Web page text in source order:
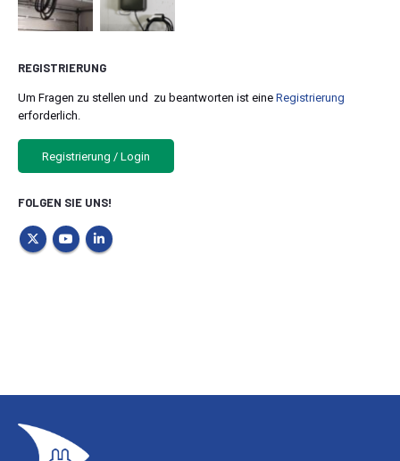
REGISTRIERUNG
Um Fragen zu stellen und zu beantworten ist eine Registrierung
erforderlich.
Registrierung / Login
FOLGEN SIE UNS!